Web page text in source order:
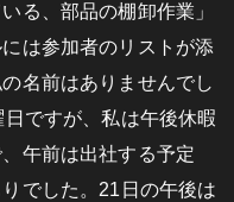
る、部品の棚卸作業」
は参加者のリストが添
名前はありませんでし
ですが、私は午後休暇
午前は出社する予定
でした。21日の午後は